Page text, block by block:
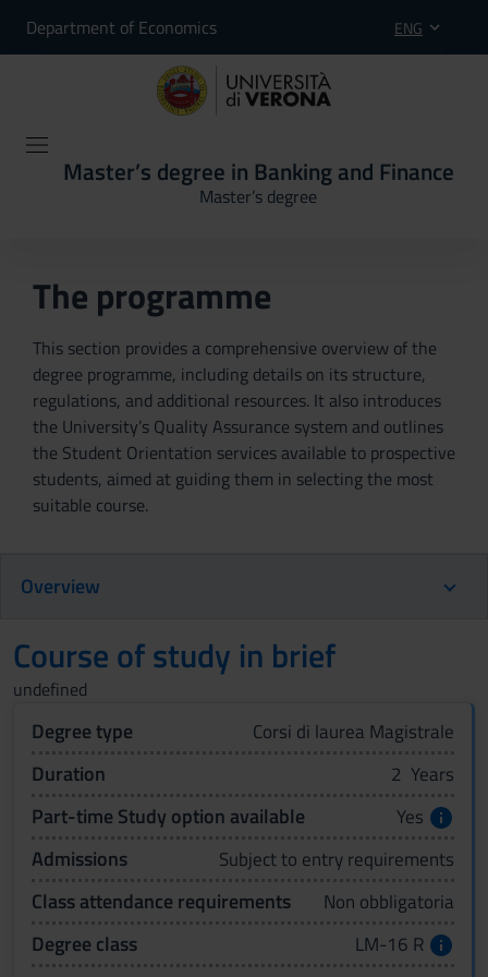
Department of Economics ENG
Master’s degree in Banking and Finance
Master’s degree
The programme
This section provides a comprehensive overview of the
degree programme, including details on its structure,
regulations, and additional resources. It also introduces
the University’s Quality Assurance system and outlines
the Student Orientation services available to prospective
students, aimed at guiding them in selecting the most
suitable course.
Overview
Course of study in brief
undefined
Degree type Corsi di laurea Magistrale
Duration 2 Years
Part-time Study option available Yes
Admissions Subject to entry requirements
Class attendance requirements Non obbligatoria
Degree class LM-16 R